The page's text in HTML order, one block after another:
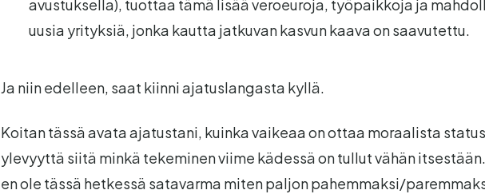
avustuksella), tuottaa tämä lisää veroeuroja, työpaikkoja ja
uusia yrityksiä, jonka kautta jatkuvan kasvun kaava on saavutettu.
Ja niin edelleen, saat kiinni ajatuslangasta kyllä.
Koitan tässä avata ajatustani, kuinka vaikeaa on ottaa moraalista
ylevyyttä siitä minkä tekeminen viime kädessä on tullut vähän
en ole tässä hetkessä satavarma miten paljon pahemmaksi/